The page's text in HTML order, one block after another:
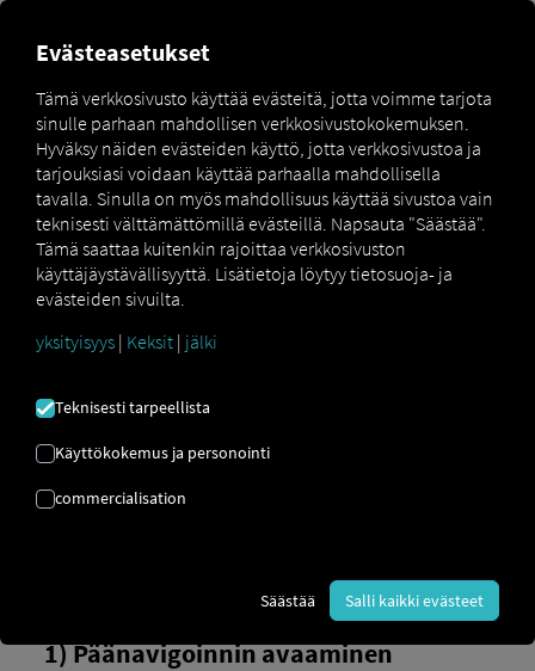
Luominen Pocket Driver
Laitteen kirjautumiset
olemassa olevaan
ajoneuvoon
Kirjaudu sisään Pocket Driver Laitteen kirjautumista
varten tarvitset QR-koodin muodossa olevat
Alustan voi luoda kuka tahansa käyttäjä, jolla on
luotu, se on voimassa vain kerran ja enintään 72 tuntia.
Käyttäjät kirjautuvat sitten sovellukseen skannaamalla
QR-koodin älypuhelimensa kameralla.
1) Päänavigoinnin avaaminen
Evästeasetukset
Tämä verkkosivusto käyttää evästeitä, jotta voimme tarjota
sinulle parhaan mahdollisen verkkosivustokokemuksen.
Hyväksy näiden evästeiden käyttö, jotta verkkosivustoa ja
tarjouksiasi voidaan käyttää parhaalla mahdollisella
tavalla. Sinulla on myös mahdollisuus käyttää sivustoa vain
teknisesti välttämättömillä evästeillä. Napsauta "Säästää".
Tämä saattaa kuitenkin rajoittaa verkkosivuston
käyttäjäystävällisyyttä. Lisätietoja löytyy tietosuoja- ja
evästeiden sivuilta.
yksityisyys | Keksit | jälki
Teknisesti tarpeellista
Käyttökokemus ja personointi
commercialisation
Säästää Salli kaikki evästeet